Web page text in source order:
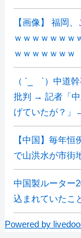
【画像】 福岡
ｗｗｗｗｗｗｗ
ｗｗｗｗｗｗｗ
（ ´_ゝ`）中道
批判 → 記者「中
げていたが？」
【中国】毎年
で山洪水が市街
中国製ルーター
込まれていたこ
Powered by